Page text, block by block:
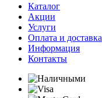
Каталог
Акции
Услуги
Оплата и доставка
Информация
Контакты